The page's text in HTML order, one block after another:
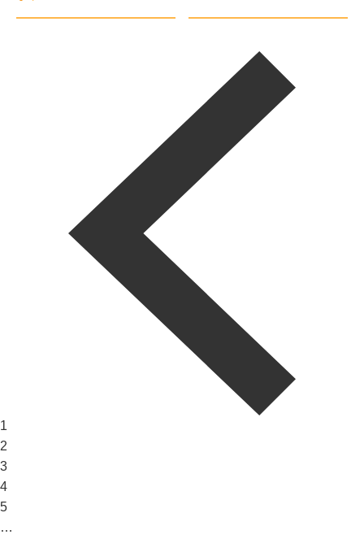
1
2
3
4
5
…